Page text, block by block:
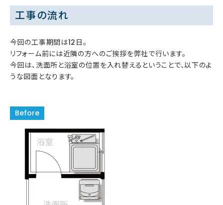
工事の流れ
今回の工事期間は12日。
リフォーム前には近隣の方へのご挨拶を弊社で行います。
今回は、洗面所と浴室の位置を入れ替えるということで、以下のよ
うな図面となります。